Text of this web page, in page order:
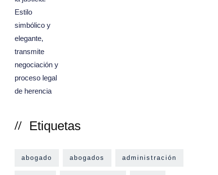
Etiquetas
abogado abogados administración